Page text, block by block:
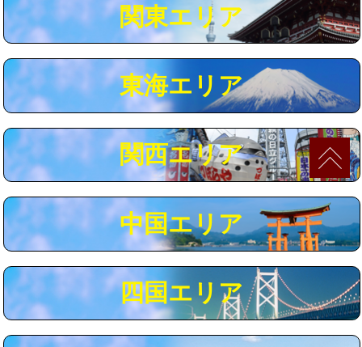
マス交換（深さ50㎝未満） 55,000円
マス交換（深さ50㎝以上） 66,000円
コンクリート斫り（厚さ10㎝まで） 27,500円
コンクリート斫り（厚さ10㎝超え） 38,500円
モルタル補修（厚さ10㎝まで） 27,500円
追加人工 16,500円
※給水管工事は20mmまでの価格です。
関東エリア
東海エリア
関西エリア
中国エリア
四国エリア